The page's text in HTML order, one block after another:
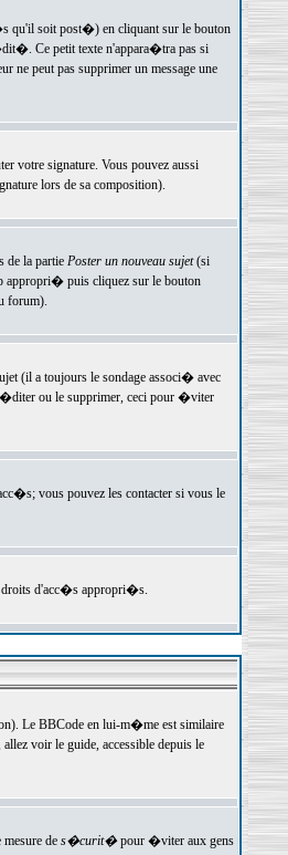
qu'il soit post�) en cliquant sur le bouton
Ce petit texte n'appara�tra pas si
peut pas supprimer un message une
votre signature. Vous pouvez aussi
lors de sa composition).
de la partie Poster un nouveau sujet(si
appropri� puis cliquez sur le bouton
forum).
(il a toujours le sondage associ� avec
ou le supprimer, ceci pour �viter
vous pouvez les contacter si vous le
droits d'acc�s appropri�s.
Le BBCode en lui-m�me est similaire
voir le guide, accessible depuis le
de s�curit�pour �viter aux gens